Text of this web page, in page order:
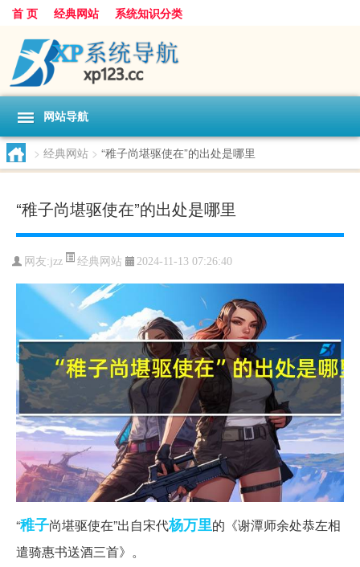
首 页 经典网站 系统知识分类
网站导航
> 经典网站 > “稚子尚堪驱使在”的出处是哪里
“稚子尚堪驱使在”的出处是哪里
网友:jzz 经典网站 2024-11-13 07:26:40
“稚子尚堪驱使在”出自宋代杨万里的《谢潭师余处恭左相
遣骑惠书送酒三首》。